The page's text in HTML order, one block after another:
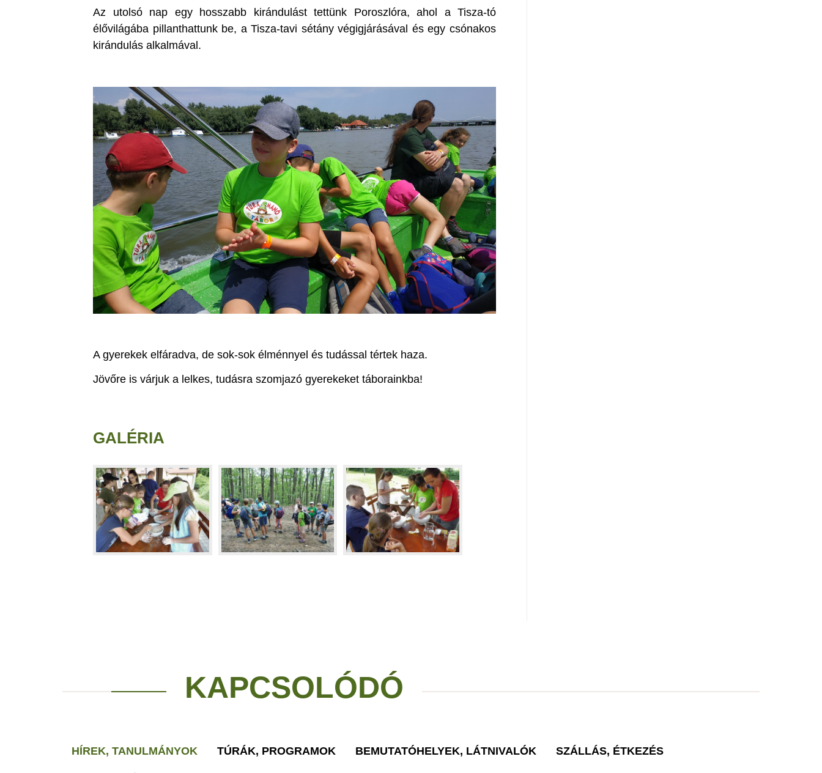
Az utolsó nap egy hosszabb kirándulást tettünk Poroszlóra, ahol a Tisza-tó
élővilágába pillanthattunk be, a Tisza-tavi sétány végigjárásával és egy csónakos
kirándulás alkalmával.
A gyerekek elfáradva, de sok-sok élménnyel és tudással tértek haza.
Jövőre is várjuk a lelkes, tudásra szomjazó gyerekeket táborainkba!
GALÉRIA
KAPCSOLÓDÓ
HÍREK, TANULMÁNYOK TÚRÁK, PROGRAMOK BEMUTATÓHELYEK, LÁTNIVALÓK SZÁLLÁS, ÉTKEZÉS